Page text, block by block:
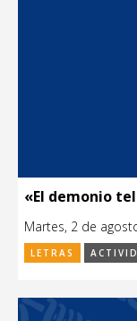
«El demonio
Martes, 2 de
LETRAS